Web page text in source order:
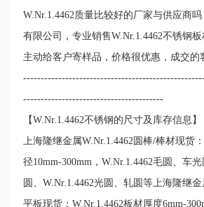
W.Nr.1.4462质量比较好的厂家与供应商
有限公司，专业销售W.Nr.1.4462不锈钢板
主动给客户寄样品，价格很优惠，成交的
----------------------------------------
【W.Nr.1.4462不锈钢的尺寸及库存信息】
上海隆继金属W.Nr.1.4462圆棒/棒材现货
径10mm-300mm，W.Nr.1.4462毛圆、车
圆、W.Nr.1.4462光圆、轧圆等上海隆继
平板现货：W.Nr.1.4462板材厚度6mm-